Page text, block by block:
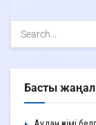
Басты